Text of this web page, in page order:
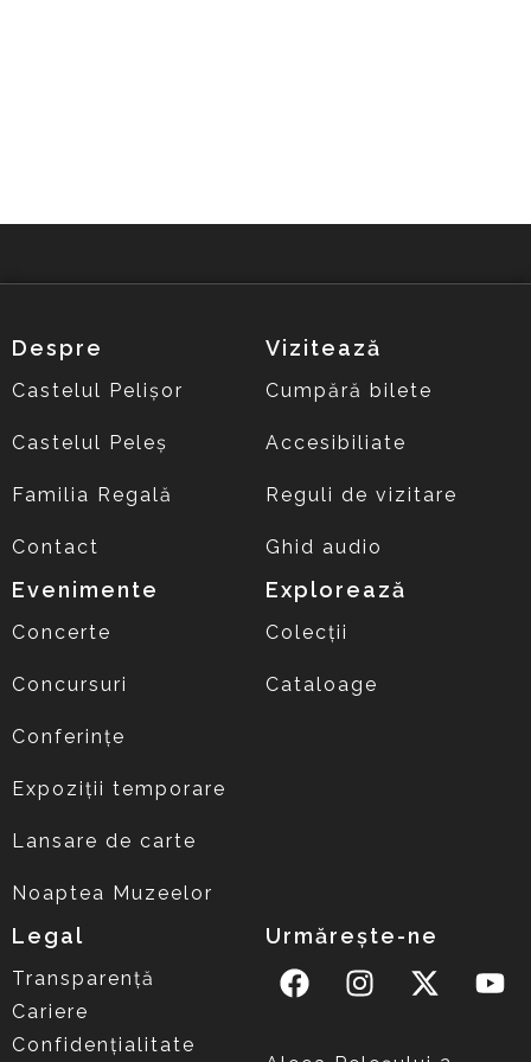
Despre
Castelul Pelișor
Castelul Peleș
Familia Regală
Contact
Vizitează
Cumpără bilete
Accesibiliate
Reguli de vizitare
Ghid audio
Evenimente
Concerte
Concursuri
Conferințe
Expoziții temporare
Lansare de carte
Noaptea Muzeelor
Explorează
Colecții
Cataloage
Legal
Transparență
Cariere
Confidențialitate
Urmărește-ne